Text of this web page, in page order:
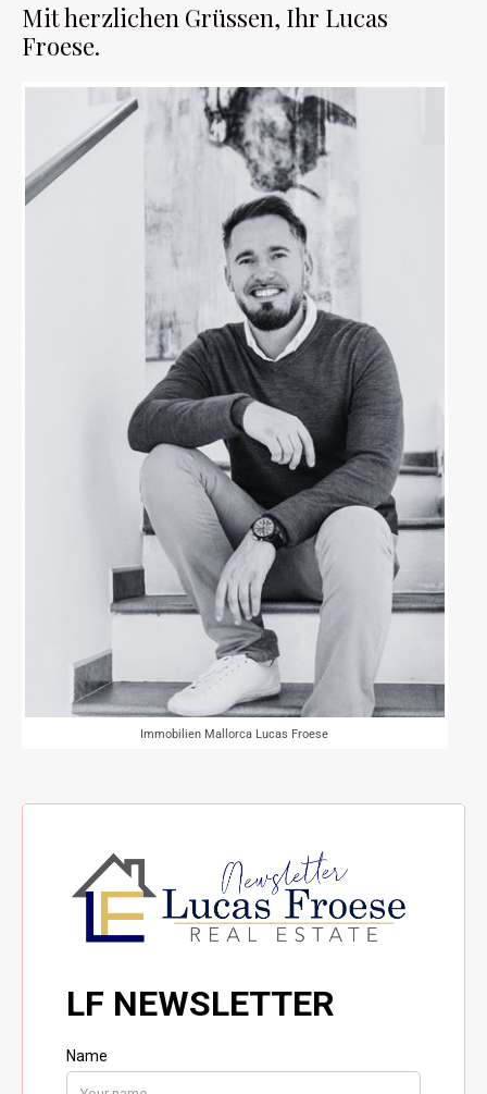
Mit herzlichen Grüssen, Ihr Lucas
Froese.
Immobilien Mallorca Lucas Froese